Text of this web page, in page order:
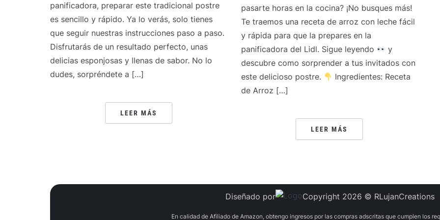
panificadora, preparar este tradicional postre
es sencillo y rápido. Ya lo verás, solo tienes
que seguir nuestras instrucciones paso a paso.
Disfrutarás de un resultado perfecto, unas
delicias esponjosas y llenas de sabor. No lo
dudes, sorpréndete a […]
LEER MÁS
pasarte horas en la cocina? ¡No busques más!
Te traemos una receta de arroz con leche fácil
y rápida para que la prepares en la
panificadora del Lidl. Sigue leyendo
y
descubre como sorprender a tus invitados con
este delicioso postre.
Ingredientes: Receta
de Arroz […]
LEER MÁS
Diseñado por Copyright 2026 © RLujanCreations
En calidad de Afiliado de Amazon, obtengo ingresos por las compras adscritas que cumplen los